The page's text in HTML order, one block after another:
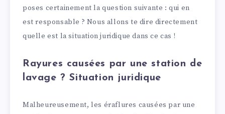
poses certainement la question suivante : qui en
est responsable ? Nous allons te dire directement
quelle est la situation juridique dans ce cas !
Rayures causées par une station de
lavage ? Situation juridique
Malheureusement, les éraflures causées par une